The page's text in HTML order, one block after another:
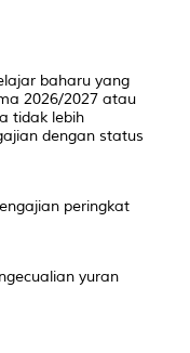
baharu yang
2026/2027 atau
tidak lebih
dengan status
peringkat
yuran